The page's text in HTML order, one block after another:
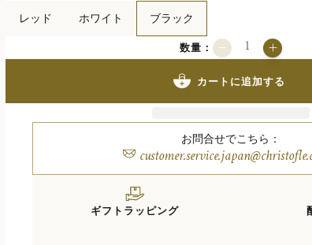
レッド ホワイト ブラック
数量：
カートに追加する
お問合せでこちら：
ギフトラッピング